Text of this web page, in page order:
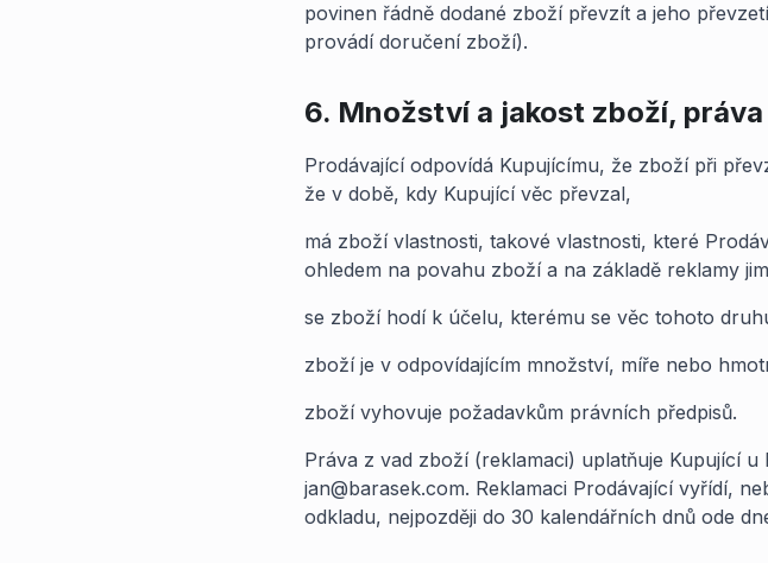
povinen řádně dodané zboží převzít a jeho
provádí doručení zboží).
6. Množství a jakost zboží,
Prodávající odpovídá Kupujícímu, že zboží při
že v době, kdy Kupující věc převzal,
má zboží vlastnosti, takové vlastnosti, které
ohledem na povahu zboží a na základě reklamy
se zboží hodí k účelu, kterému se věc tohoto
zboží je v odpovídajícím množství, míře nebo
zboží vyhovuje požadavkům právních předpisů.
Práva z vad zboží (reklamaci) uplatňuje Kupující
jan@barasek.com. Reklamaci Prodávající vyřídí,
odkladu, nejpozději do 30 kalendářních dnů ode